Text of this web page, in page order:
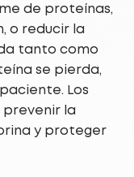
de proteínas,
o reducir la
tanto como
se pierda,
Los
prevenir la
y proteger